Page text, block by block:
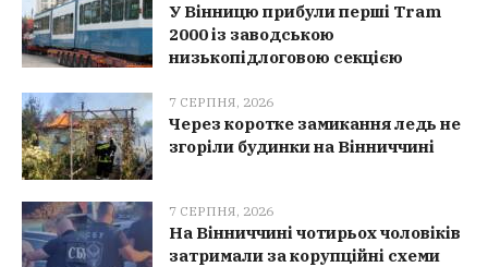
У Вінницю прибули перші Tram
2000 із заводською
низькопідлоговою секцією
7 СЕРПНЯ, 2026
Через коротке замикання ледь не
згоріли будинки на Вінниччині
7 СЕРПНЯ, 2026
На Вінниччині чотирьох чоловіків
затримали за корупційні схеми